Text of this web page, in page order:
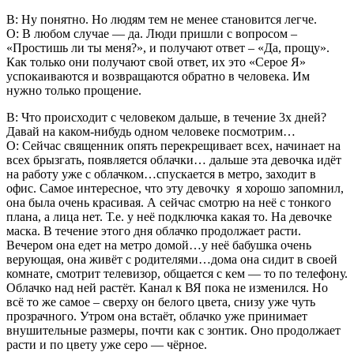
В: Ну понятно. Но людям тем не менее становится легче.
О: В любом случае — да. Люди пришли с вопросом –
«Простишь ли ты меня?», и получают ответ – «Да, прощу».
Как только они получают свой ответ, их это «Серое Я»
успокаиваются и возвращаются обратно в человека. Им
нужно только прощение.
В: Что происходит с человеком дальше, в течение 3х дней?
Давай на каком-нибудь одном человеке посмотрим…
О: Сейчас священник опять перекрещивает всех, начинает на
всех брызгать, появляется облачки… дальше эта девочка идёт
на работу уже с облачком…спускается в метро, заходит в
офис. Самое интересное, что эту девочку я хорошо запомнил,
она была очень красивая. А сейчас смотрю на неё с тонкого
плана, а лица нет. Т.е. у неё подключка какая то. На девочке
маска. В течение этого дня облачко продолжает расти.
Вечером она едет на метро домой…у неё бабушка очень
верующая, она живёт с родителями…дома она сидит в своей
комнате, смотрит телевизор, общается с кем — то по телефону.
Облачко над ней растёт. Канал к ВЯ пока не изменился. Но
всё то же самое – сверху он белого цвета, снизу уже чуть
прозрачного. Утром она встаёт, облачко уже принимает
внушительные размеры, почти как с зонтик. Оно продолжает
расти и по цвету уже серо — чёрное.